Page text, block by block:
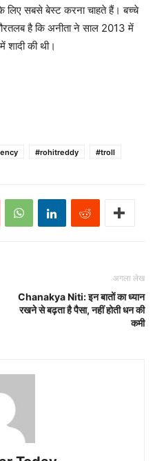
लिए सबसे बेस्ट करना चाहते हैं। बच्चे
है कि अनीता ने साल 2013 में
शादी की थी।
#rohitreddy #troll
अगला लेख
Chanakya Niti: इन बातों का ध्यान
रखने से बढ़ता है पैसा, नहीं होती धन की
कमी